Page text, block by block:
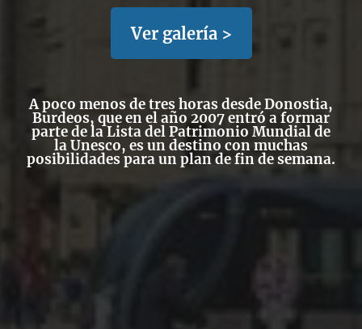
Ver galería >
A poco menos de tres horas desde Donostia,
Burdeos, que en el año 2007 entró a formar
parte de la Lista del Patrimonio Mundial de
la Unesco, es un destino con muchas
posibilidades para un plan de fin de semana.